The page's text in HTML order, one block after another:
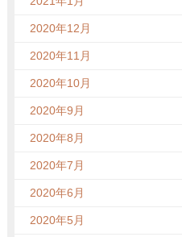
2020年12月
2020年11月
2020年10月
2020年9月
2020年8月
2020年7月
2020年6月
2020年5月